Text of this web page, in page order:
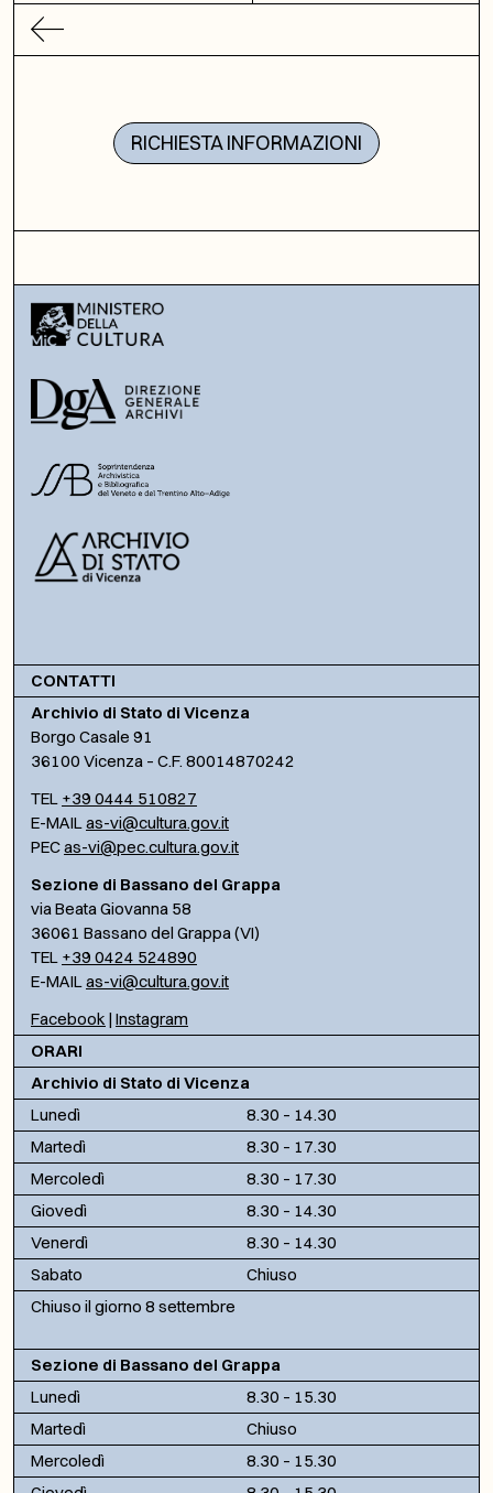
RICHIESTA INFORMAZIONI
CONTATTI
Archivio di Stato di Vicenza
Borgo Casale 91
36100 Vicenza – C.F. 80014870242
TEL +39 0444 510827
E-MAILas-vi@cultura.gov.it
PECas-vi@pec.cultura.gov.it
Sezione di Bassano del Grappa
via Beata Giovanna 58
36061 Bassano del Grappa (VI)
TEL +39 0424 524890
E-MAILas-vi@cultura.gov.it
Facebook | Instagram
ORARI
Archivio di Stato di Vicenza
Lunedì
8.30 – 14.30
Martedì
8.30 – 17.30
Mercoledì
8.30 – 17.30
Giovedì
8.30 – 14.30
Venerdì
8.30 – 14.30
Sabato
Chiuso
Chiuso il giorno 8 settembre
Sezione di Bassano del Grappa
Lunedì
8.30 – 15.30
Martedì
Chiuso
Mercoledì
8.30 – 15.30